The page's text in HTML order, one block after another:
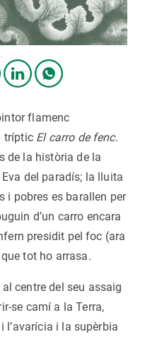
flamenc
tríptic El carro de fenc.
de la història de la
del paradís; la lluita
i pobres es barallen per
d’un carro encara
presidit pel foc (ara
tot ho arrasa.
centre del seu assaig
se camí a la Terra,
l’avarícia i la supèrbia